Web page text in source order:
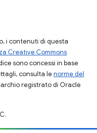
i contenuti di questa
Creative Commons
sono concessi in base
consulta lenorme del
registrato di Oracle